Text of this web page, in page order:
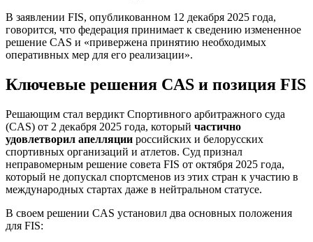
В заявлении FIS, опубликованном 12 декабря 2025 года,
говорится, что федерация принимает к сведению измененное
решение CAS и «привержена принятию необходимых
оперативных мер для его реализации».
Ключевые решения CAS и позиция FIS
Решающим стал вердикт Спортивного арбитражного суда
(CAS) от 2 декабря 2025 года, который частично
удовлетворил апелляции российских и белорусских
спортивных организаций и атлетов. Суд признал
неправомерным решение совета FIS от октября 2025 года,
который не допускал спортсменов из этих стран к участию в
международных стартах даже в нейтральном статусе.
В своем решении CAS установил два основных положения
для FIS: